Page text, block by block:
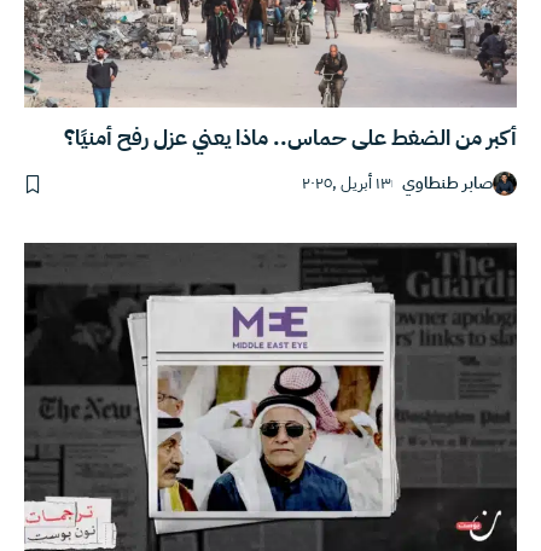
أكبر من الضغط على حماس.. ماذا يعني عزل رفح أمنيًا؟
صابر طنطاوي ١٣ أبريل ,٢٠٢٥